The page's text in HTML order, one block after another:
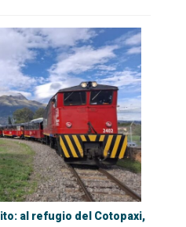
al refugio del Cotopaxi,